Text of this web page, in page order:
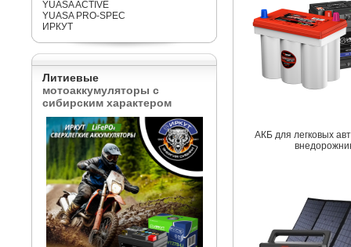
YUASA ACTIVE
YUASA PRO-SPEC
ИРКУТ
Литиевые
мотоаккумуляторы с
сибирским характером
АКБ для легковых